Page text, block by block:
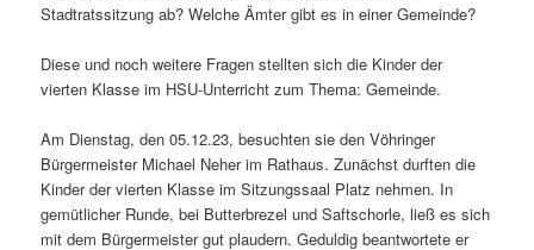
Stadtratssitzung ab? Welche Ämter gibt es in einer Gemeinde?
Diese und noch weitere Fragen stellten sich die Kinder der
vierten Klasse im HSU-Unterricht zum Thema: Gemeinde.
Am Dienstag, den 05.12.23, besuchten sie den Vöhringer
Bürgermeister Michael Neher im Rathaus. Zunächst durften die
Kinder der vierten Klasse im Sitzungssaal Platz nehmen. In
gemütlicher Runde, bei Butterbrezel und Saftschorle, ließ es sich
mit dem Bürgermeister gut plaudern. Geduldig beantwortete er